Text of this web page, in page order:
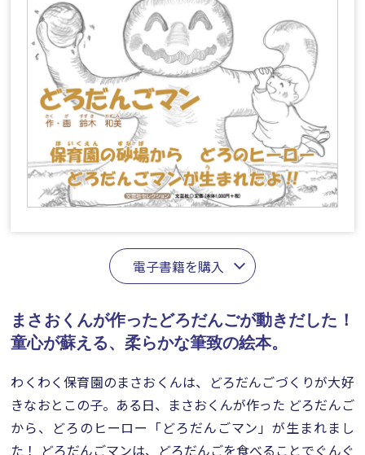
電子書籍を購入
まさおくんが作ったどろだんごが動きだした！
童心が蘇える、柔らかな筆致の絵本。
わくわく保育園のまさおくんは、どろだんごづくりが大好
きなおとこの子。ある日、まさおくんが作った どろだんご
から、どろのヒーロー「どろだんごマン」が生まれまし
た！ どろだんごマンは、どろだんごを食べることでぐんぐ